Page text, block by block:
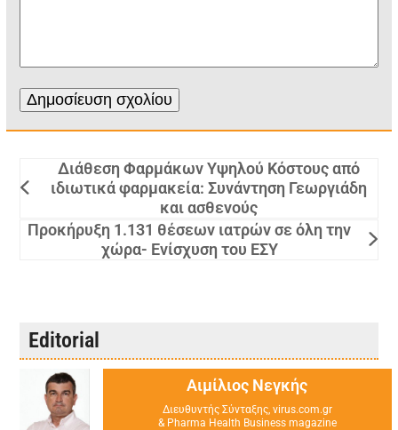
Διάθεση Φαρμάκων Υψηλού Κόστους από
ιδιωτικά φαρμακεία: Συνάντηση Γεωργιάδη
και ασθενούς
Προκήρυξη 1.131 θέσεων ιατρών σε όλη την
χώρα- Ενίσχυση του ΕΣΥ
Editorial
Αιμίλιος Νεγκής
Διευθυντής Σύνταξης, virus.com.gr
& Pharma Health Business magazine